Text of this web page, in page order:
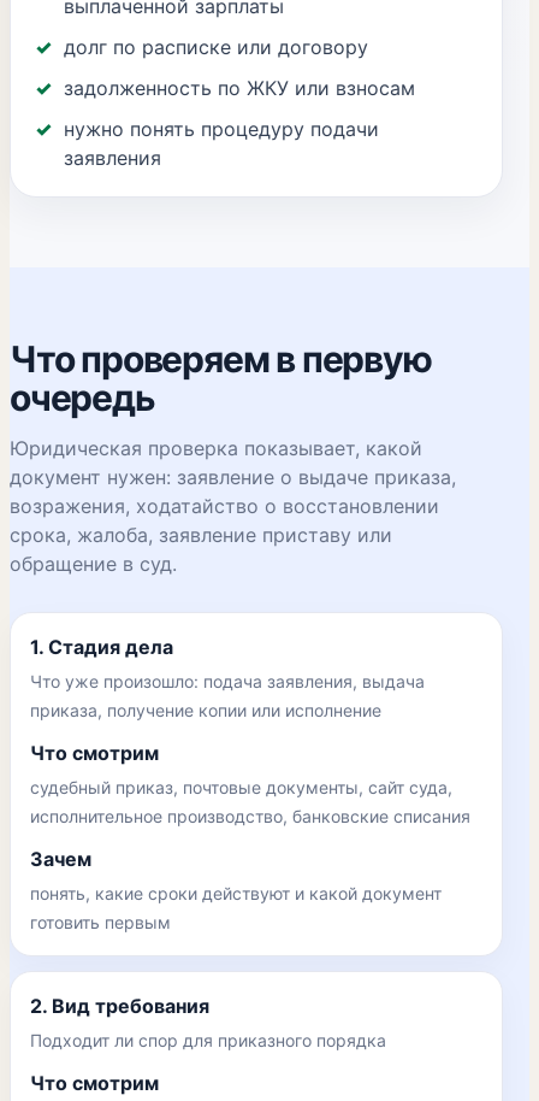
выплаченной зарплаты
долг по расписке или договору
задолженность по ЖКУ или взносам
нужно понять процедуру подачи
заявления
Что проверяем в первую
очередь
Юридическая проверка показывает, какой
документ нужен: заявление о выдаче приказа,
возражения, ходатайство о восстановлении
срока, жалоба, заявление приставу или
обращение в суд.
1. Стадия дела
Что уже произошло: подача заявления, выдача
приказа, получение копии или исполнение
Что смотрим
судебный приказ, почтовые документы, сайт суда,
исполнительное производство, банковские списания
Зачем
понять, какие сроки действуют и какой документ
готовить первым
2. Вид требования
Подходит ли спор для приказного порядка
Что смотрим